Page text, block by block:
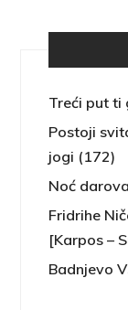
Treći put ti
Postoji
jogi (172)
Noć
Fridrihe
[Karpos –
Badnjevo